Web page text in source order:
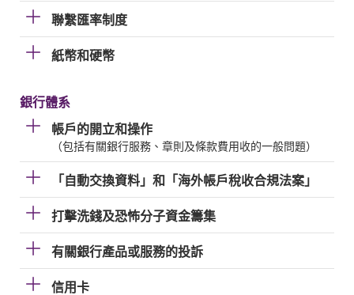
聯繫匯率制度
紙幣和硬幣
銀行體系
帳戶的開立和操作
（包括有關銀行服務、章則及條款費用收的一般問題）
「自動交換資料」和「海外帳戶稅收合規法案」
打擊洗錢及恐怖分子資金籌集
有關銀行產品或服務的投訴
信用卡